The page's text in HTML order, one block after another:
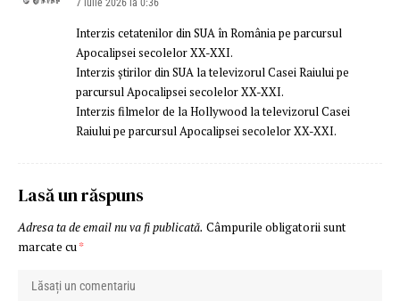
7 iulie 2026 la 0:36
Interzis cetatenilor din SUA în România pe parcursul
Apocalipsei secolelor XX-XXI.
Interzis știrilor din SUA la televizorul Casei Raiului pe
parcursul Apocalipsei secolelor XX-XXI.
Interzis filmelor de la Hollywood la televizorul Casei
Raiului pe parcursul Apocalipsei secolelor XX-XXI.
Lasă un răspuns
Adresa ta de email nu va fi publicată. Câmpurile obligatorii sunt
marcate cu*